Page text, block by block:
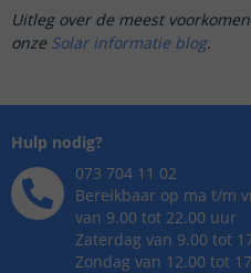
Uitleg over de meest
onze Solar informatie blog.
Hulp nodig?
073 704 11 02
Bereikbaar op ma t/m
van 9.00 tot 22.00 uur
Zaterdag van 9.00 tot
Zondag van 12.00 tot